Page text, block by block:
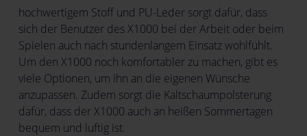
hochwertigem Stoff und PU-Leder sorgt dafür, dass
sich der Benutzer des X1000 bei der Arbeit oder beim
Spielen auch nach stundenlangem Einsatz wohlfühlt.
Um den X1000 noch komfortabler zu machen, gibt es
viele Optionen, um ihn an die eigenen Wünsche
anzupassen. Zudem sorgt die Kaltschaumpolsterung
dafür, dass der X1000 auch an heißen Sommertagen
bequem und luftig ist.